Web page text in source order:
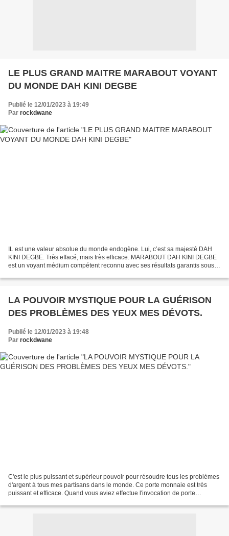
LE PLUS GRAND MAITRE MARABOUT VOYANT
DU MONDE DAH KINI DEGBE
Publié le 12/01/2023 à 19:49
Par rockdwane
IL est une valeur absolue du monde endogène. Lui, c’est sa majesté DAH
KINI DEGBE. Très effacé, mais très efficace. MARABOUT DAH KINI DEGBE
est un voyant médium compétent reconnu avec ses résultats garantis sous
LA POUVOIR MYSTIQUE POUR LA GUÉRISON
DES PROBLÈMES DES YEUX MES DÉVOTS.
Publié le 12/01/2023 à 19:48
Par rockdwane
C'est le plus puissant et supérieur pouvoir pour résoudre tous les problèmes
d'argent à tous mes partisans dans le monde. Ce porte monnaie est très
puissant et efficace. Quand vous aviez effectue l'invocation de porte